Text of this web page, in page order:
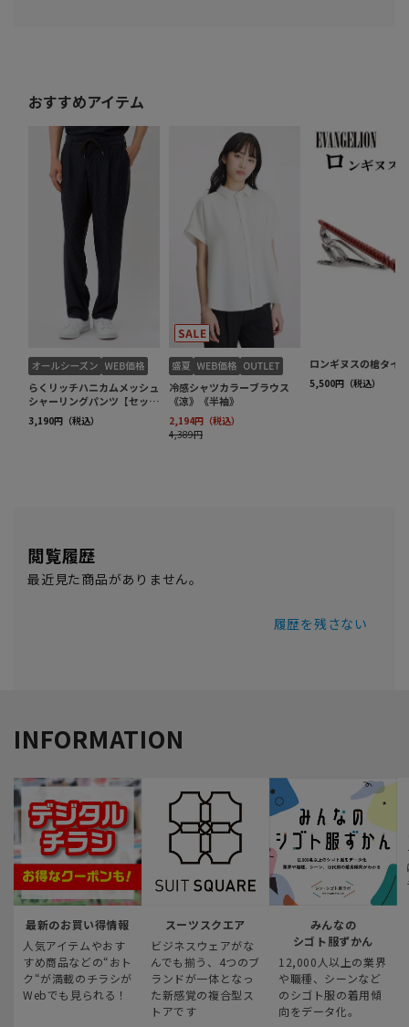
閲覧履歴
最近見た商品がありません。
履歴を残さない
INFORMATION
最新のお買い得情報
人気アイテムやおす
すめ商品などの“おト
ク“が満載のチラシが
Webでも見られる！
スーツスクエア
ビジネスウェアがな
んでも揃う、4つのブ
ランドが一体となっ
た新感覚の複合型ス
トアです
みんなの
シゴト服ずかん
12,000人以上の業界
や職種、シーンなど
のシゴト服の着用傾
向をデータ化。